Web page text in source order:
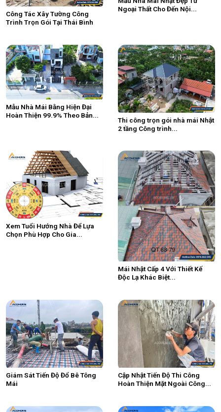
Công Tác Xây Tường Công
Trình Trọn Gói Tại Thái Bình
Ngoại Thất Cho Đến Nội...
Mẫu Nhà Mái Bằng Hiện Đại
Hoàn Thiện 99.9% Theo Bản...
Thi công trọn gói nhà mái Nhật
2 tầng Công trình...
Xem Tuổi Hướng Nhà Để Lựa
Chọn Phù Hợp Cho Gia...
Mái Nhật Cấp 4 Với Thiết Kế
Độc Lạ Khác Biệt...
Giám Sát Tiến Độ Đổ Bê Tông
Mái
Cập Nhật Tiến Độ Thi Công
Hoàn Thiện Mặt Ngoài Công...